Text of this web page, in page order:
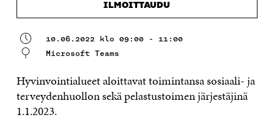
ILMOITTAUDU
10.06.2022 klo 09:00 - 11:00
Microsoft Teams
Hyvinvointialueet aloittavat toimintansa sosiaali- ja
terveydenhuollon sekä pelastustoimen järjestäjinä
1.1.2023.